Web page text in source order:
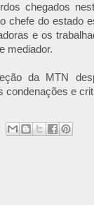
chegados
chefe do estado
e os
mediador.
da MTN
e